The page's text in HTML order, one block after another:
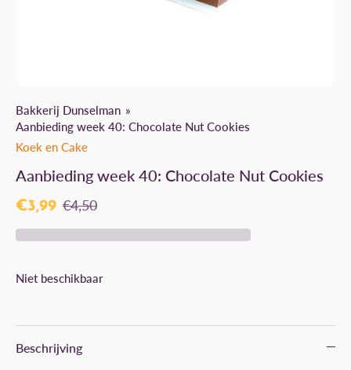
Bakkerij Dunselman
Aanbieding week 40: Chocolate Nut Cookies
Koek en Cake
Aanbieding week 40: Chocolate Nut Cookies
€3,99 €4,50
Niet beschikbaar
Beschrijving